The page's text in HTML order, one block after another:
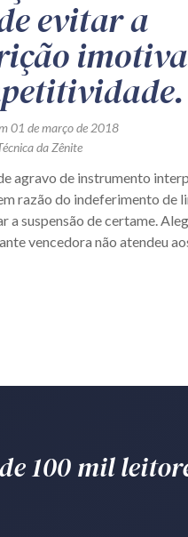
evitar a
01 de março de 2018
da Zênite
agravo de instrumento
razão do indeferimento de
a suspensão de certame.
vencedora não atendeu
100 mil